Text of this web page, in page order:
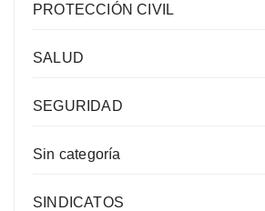
PROTECCIÓN CIVIL
SALUD
SEGURIDAD
Sin categoría
SINDICATOS